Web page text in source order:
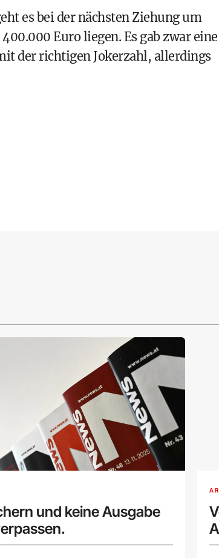
es bei der nächsten Ziehung um
Euro liegen. Es gab zwar
der richtigen Jokerzahl, allerdings
und keine Ausgabe